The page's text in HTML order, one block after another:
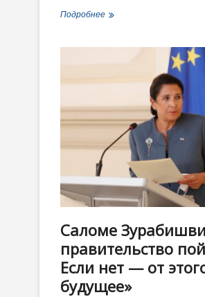
ПодробнееМихаэль
Саломе
правительство
Если нет — от
будущее»